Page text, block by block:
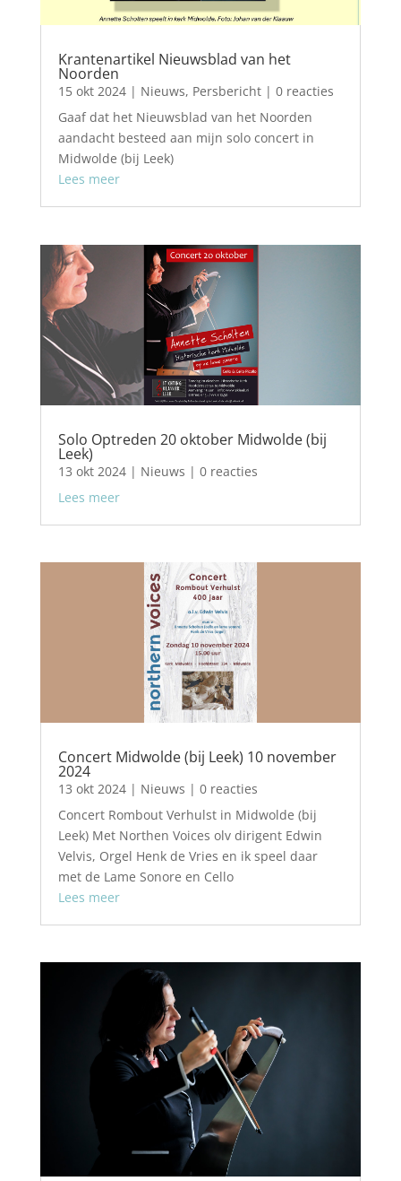
Krantenartikel Nieuwsblad van het
Noorden
15 okt 2024| Nieuws, Persbericht| 0 reacties
Gaaf dat het Nieuwsblad van het Noorden
aandacht besteed aan mijn solo concert in
Midwolde (bij Leek)
Lees meer
Solo Optreden 20 oktober Midwolde (bij
Leek)
13 okt 2024| Nieuws | 0 reacties
Lees meer
Concert Midwolde (bij Leek) 10 november
2024
13 okt 2024| Nieuws | 0 reacties
Concert Rombout Verhulst in Midwolde (bij
Leek) Met Northen Voices olv dirigent Edwin
Velvis, Orgel Henk de Vries en ik speel daar
met de Lame Sonore en Cello
Lees meer